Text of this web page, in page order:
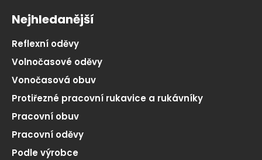
Nejhledanější
Reflexní oděvy
Volnočasové oděvy
Vonočasová obuv
Protiřezné pracovní rukavice a rukávníky
Pracovní obuv
Pracovní oděvy
Podle výrobce